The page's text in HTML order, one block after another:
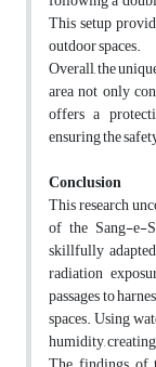
This setup
outdoor spaces.
Overall, the
area not only
offers a
ensuring the
Conclusion
This research
of the Sang-e-
skillfully
radiation
passages to
spaces. Using
humidity,